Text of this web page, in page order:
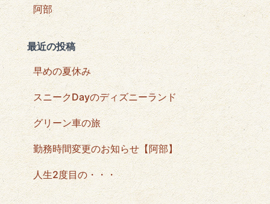
阿部
最近の投稿
早めの夏休み
スニークDayのディズニーランド
グリーン車の旅
勤務時間変更のお知らせ【阿部】
人生2度目の・・・